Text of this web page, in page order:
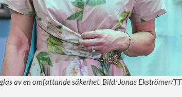
av en omfattande säkerhet. Bild: Jonas Ekströmer/TT